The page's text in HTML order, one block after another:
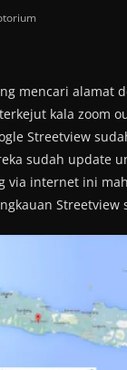
mencari alamat
kala zoom
Streetview
sudah update
via internet ini
Streetview